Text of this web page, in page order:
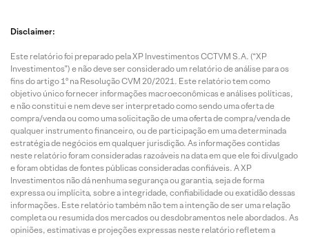
Disclaimer:
Este relatório foi preparado pela XP Investimentos CCTVM S.A. (“XP
Investimentos”) e não deve ser considerado um relatório de análise para os
fins do artigo 1º na Resolução CVM 20/2021. Este relatório tem como
objetivo único fornecer informações macroeconômicas e análises políticas,
e não constitui e nem deve ser interpretado como sendo uma oferta de
compra/venda ou como uma solicitação de uma oferta de compra/venda de
qualquer instrumento financeiro, ou de participação em uma determinada
estratégia de negócios em qualquer jurisdição. As informações contidas
neste relatório foram consideradas razoáveis na data em que ele foi divulgado
e foram obtidas de fontes públicas consideradas confiáveis. A XP
Investimentos não dá nenhuma segurança ou garantia, seja de forma
expressa ou implícita, sobre a integridade, confiabilidade ou exatidão dessas
informações. Este relatório também não tem a intenção de ser uma relação
completa ou resumida dos mercados ou desdobramentos nele abordados. As
opiniões, estimativas e projeções expressas neste relatório refletem a